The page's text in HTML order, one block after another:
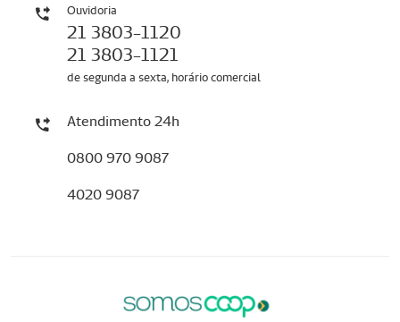
Ouvidoria
21 3803-1120
21 3803-1121
de segunda a sexta, horário comercial
Atendimento 24h
0800 970 9087
4020 9087